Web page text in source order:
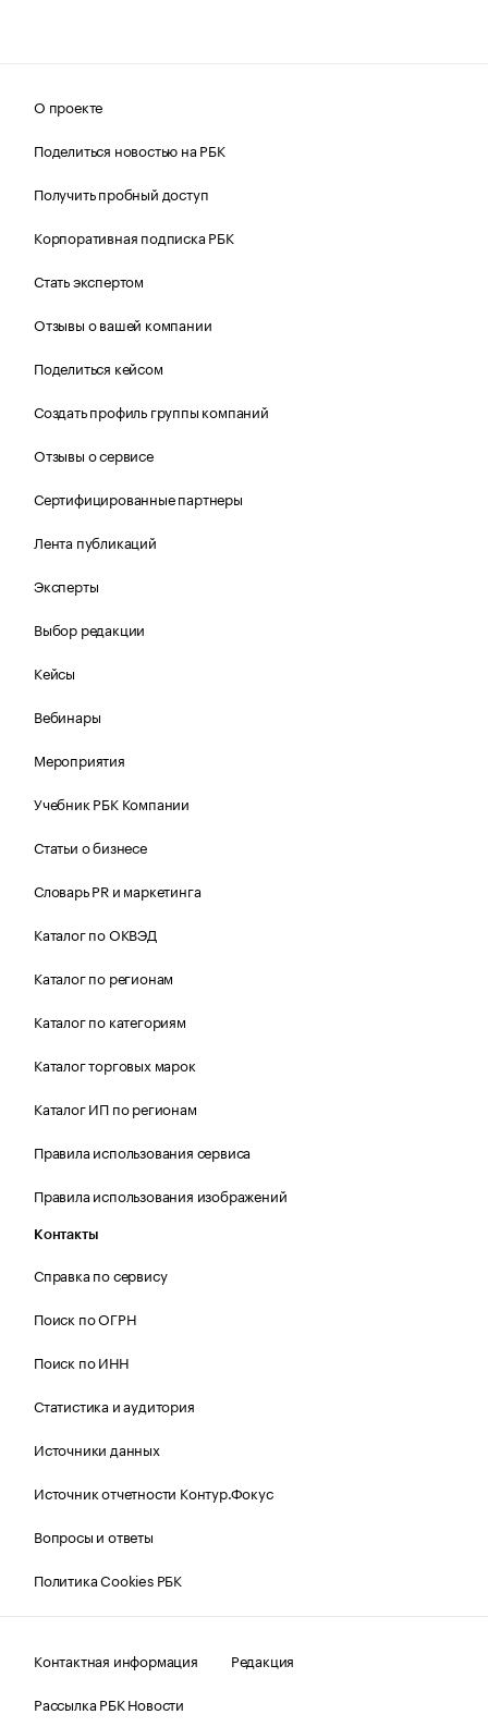
О проекте
Поделиться новостью на РБК
Получить пробный доступ
Корпоративная подписка РБК
Стать экспертом
Отзывы о вашей компании
Поделиться кейсом
Создать профиль группы компаний
Отзывы о сервисе
Сертифицированные партнеры
Лента публикаций
Эксперты
Выбор редакции
Кейсы
Вебинары
Мероприятия
Учебник РБК Компании
Статьи о бизнесе
Словарь PR и маркетинга
Каталог по ОКВЭД
Каталог по регионам
Каталог по категориям
Каталог торговых марок
Каталог ИП по регионам
Правила использования сервиса
Правила использования изображений
Контакты
Справка по сервису
Поиск по ОГРН
Поиск по ИНН
Статистика и аудитория
Источники данных
Источник отчетности Контур.Фокус
Вопросы и ответы
Политика Cookies РБК
Контактная информация
Редакция
Рассылка РБК Новости